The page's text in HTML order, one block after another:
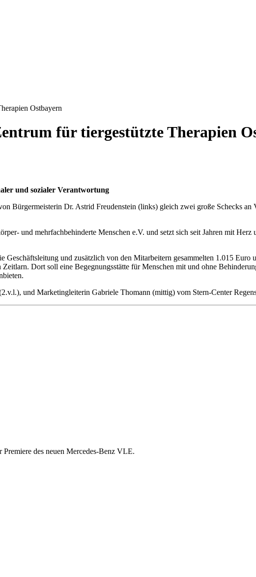
Ostbayern
für tiergestützte Therapien
und sozialer Verantwortung
Bürgermeisterin Dr. Astrid Freudenstein (links) gleich zwei große Schecks
und mehrfachbehinderte Menschen e.V. und setzt sich seit Jahren mit
und zusätzlich von den Mitarbeitern gesammelten 1.015 Euro
Dort soll eine Begegnungsstätte für Menschen mit und ohne
und Marketingleiterin Gabriele Thomann (mittig) vom Stern-Center
des neuen Mercedes-Benz VLE.